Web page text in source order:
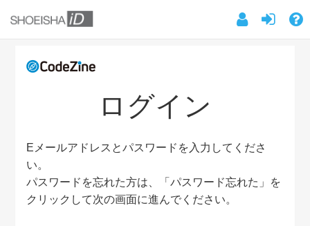
ログイン
Eメールアドレスとパスワードを入力してくださ
い。
パスワードを忘れた方は、「パスワード忘れた」を
クリックして次の画面に進んでください。